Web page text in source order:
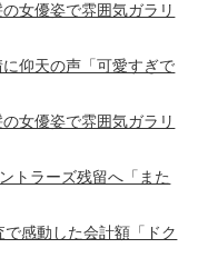
女優姿で雰囲気ガラリ
仰天の声「可愛すぎで
女優姿で雰囲気ガラリ
トラーズ残留へ「また
感動した会計額「ドク